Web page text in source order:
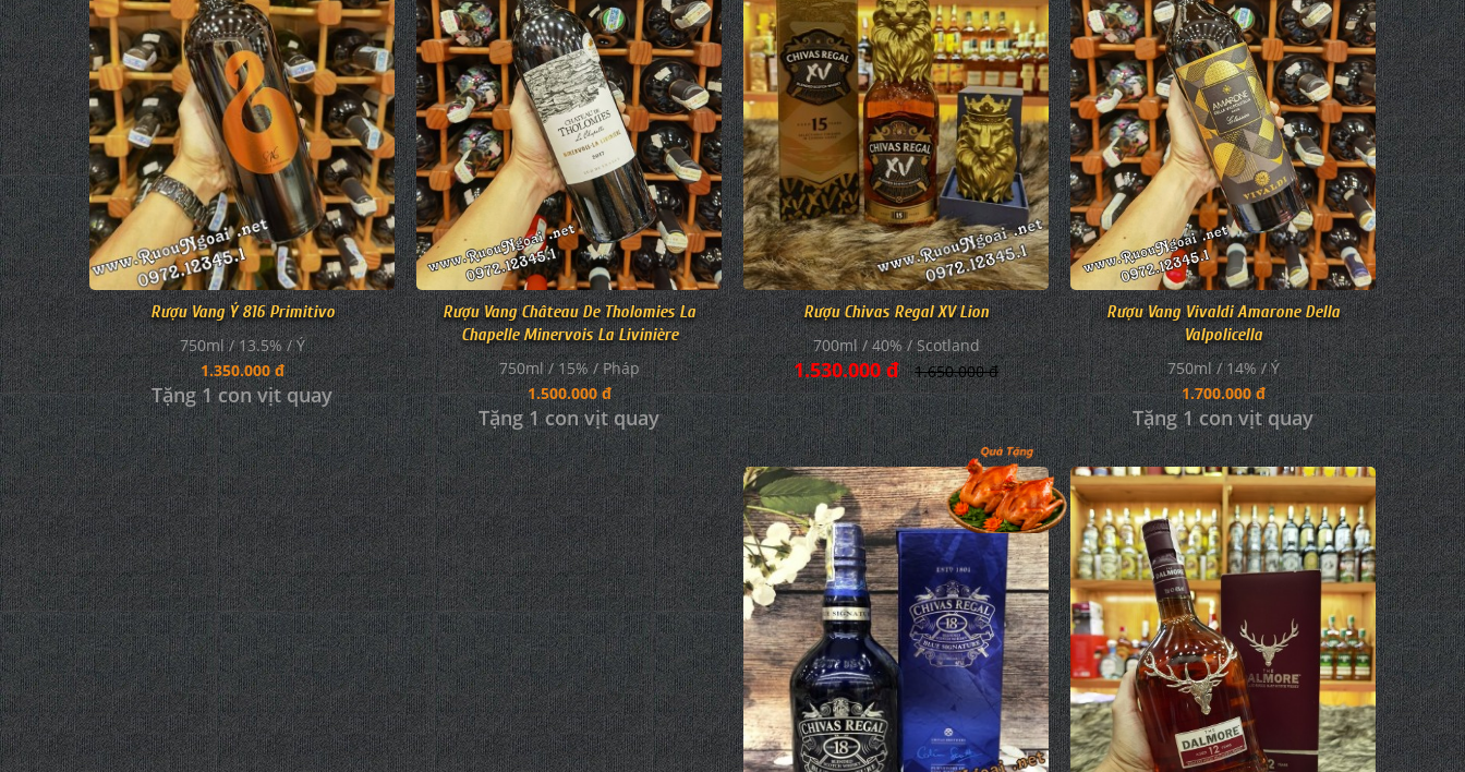
Rượu Vang Ý 816 Primitivo
750ml / 13.5% / Ý
1.350.000 đ
Tặng 1 con vịt quay
Rượu Vang Château De Tholomies La
Chapelle Minervois La Livinière
750ml / 15% / Pháp
1.500.000 đ
Tặng 1 con vịt quay
Rượu Chivas Regal XV Lion
700ml / 40% / Scotland
1.530.000 đ 1.650.000 đ
Rượu Vang Vivaldi Amarone Della
Valpolicella
750ml / 14% / Ý
1.700.000 đ
Tặng 1 con vịt quay